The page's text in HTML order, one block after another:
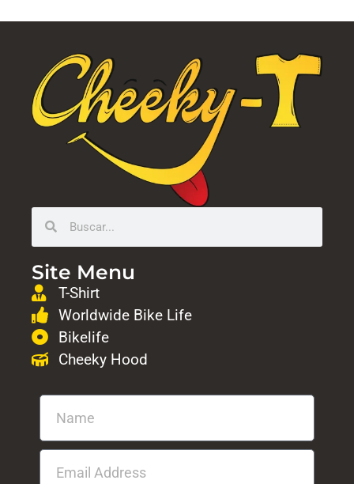
Site Menu
T-Shirt
Worldwide Bike Life
Bikelife
Cheeky Hood